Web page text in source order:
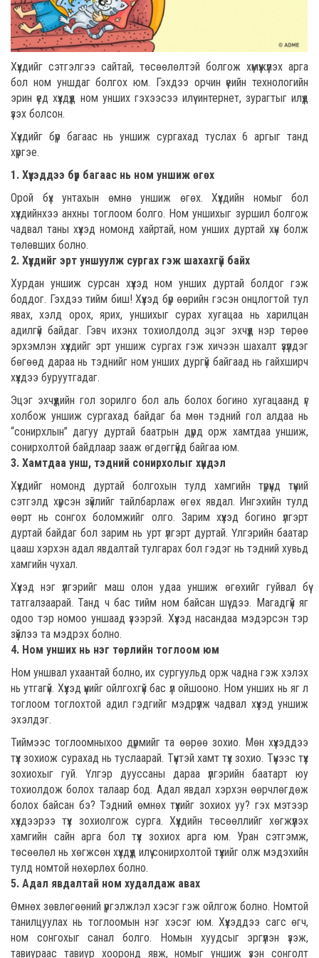
Хүүхдийг сэтгэлгээ сайтай, төсөөлөлтэй болгож хүмүүжүүлэх арга
бол ном уншдаг болгох юм. Гэхдээ орчин үеийн технологийн
эрин үед хүүхдүүд ном унших гэхээсээ илүү интернет, зурагтыг илүүд
үзэх болсон.
Хүүхдийг бүр багаас нь уншиж сургахад туслах 6 аргыг танд
хүргэе.
1. Хүүхэддээ бүр багаас нь ном уншиж өгөх
Орой бүх унтахын өмнө уншиж өгөх. Хүүхдийн номыг бол
хүүхдийнхээ анхны тоглоом болго. Ном уншихыг зуршил болгож
чадвал таны хүүхэд номонд хайртай, ном унших дуртай хүн болж
төлөвших болно.
2. Хүүхдийг эрт уншуулж сургах гэж шахахгүй байх
Хурдан уншиж сурсан хүүхэд ном унших дуртай болдог гэж
боддог. Гэхдээ тийм биш! Хүүхэд бүр өөрийн гэсэн онцлогтой тул
явах, хэлд орох, ярих, уншихыг сурах хугацаа нь харилцан
адилгүй байдаг. Гэвч ихэнх тохиолдолд эцэг эхчүүд нэр төрөө
эрхэмлэн хүүхдийг эрт уншиж сургах гэж хичээн шахалт үзүүлдэг
бөгөөд дараа нь тэднийг ном унших дургүй байгаад нь гайхширч
хүүхдээ буруутгадаг.
Эцэг эхчүүдийн гол зорилго бол аль болох богино хугацаанд үг
холбож уншиж сургахад байдаг ба мөн тэдний гол алдаа нь
“сонирхлын” дагуу дуртай баатрын дүрд орж хамтдаа уншиж,
сонирхолтой байдлаар зааж өгдөггүйд байгаа юм.
3. Хамтдаа унш, тэдний сонирхолыг хүндэл
Хүүхдийг номонд дуртай болгохын тулд хамгийн түрүүнд түүний
сэтгэлд хүрсэн зүйлийг тайлбарлаж өгөх явдал. Ингэхийн тулд
өөрт нь сонгох боломжийг олго. Зарим хүүхэд богино үлгэрт
дуртай байдаг бол зарим нь урт үлгэрт дуртай. Үлгэрийн баатар
цааш хэрхэн адал явдалтай тулгарах бол гэдэг нь тэдний хувьд
хамгийн чухал.
Хүүхэд нэг үлгэрийг маш олон удаа уншиж өгөхийг гуйвал бүү
татгалзаарай. Танд ч бас тийм ном байсан шүү дээ. Магадгүй яг
одоо тэр номоо уншаад үзээрэй. Хүүхэд насандаа мэдэрсэн тэр
зүйлээ та мэдрэх болно.
4. Ном унших нь нэг төрлийн тоглоом юм
Ном уншвал ухаантай болно, их сургуульд орж чадна гэж хэлэх
нь утгагүй. Хүүхэд үүнийг ойлгохгүй бас үл ойшооно. Ном унших нь яг л
тоглоом тоглохтой адил гэдгийг мэдрүүлж чадвал хүүхэд уншиж
эхэлдэг.
Тиймээс тоглоомныхоо дүрмийг та өөрөө зохио. Мөн хүүхэддээ
түүх зохиож сурахад нь туслаарай. Түүнтэй хамт түүх зохио. Түүнээс түүх
зохиохыг гуй. Үлгэр дууссаны дараа үлгэрийн баатарт юу
тохиолдож болох талаар бод. Адал явдал хэрхэн өөрчлөгдөж
болох байсан бэ? Тэдний өмнөх түүхийг зохиох уу? гэх мэтээр
хүүхдээрээ түүх зохиолгож сурга. Хүүхдийн төсөөллийг хөгжүүлэх
хамгийн сайн арга бол түүх зохиох арга юм. Уран сэтгэмж,
төсөөлөл нь хөгжсөн хүүхдүүд илүү сонирхолтой түүхийг олж мэдэхийн
тулд номтой нөхөрлөх болно.
5. Адал явдалтай ном худалдаж авах
Өмнөх зөвлөгөөний үргэлжлэл хэсэг гэж ойлгож болно. Номтой
танилцуулах нь тоглоомын нэг хэсэг юм. Хүүхэддээ сагс өгч,
ном сонгохыг санал болго. Номын хуудсыг эргүүлэн үзэж,
тавиураас тавиур хооронд явж, номыг уншиж үзэн сонголт